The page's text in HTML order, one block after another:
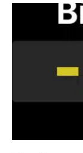
Bitcoin